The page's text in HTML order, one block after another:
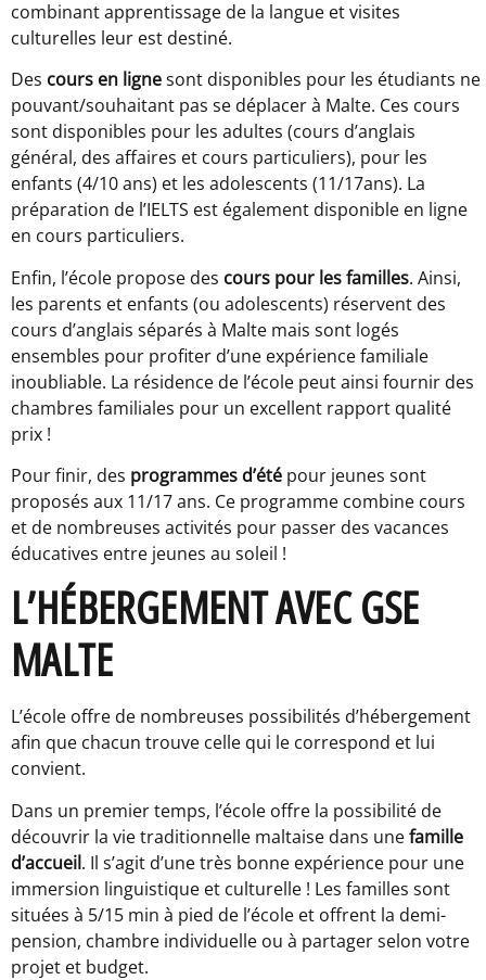
combinant apprentissage de la langue et visites
culturelles leur est destiné.
Des cours en lignesont disponibles pour les étudiants ne
pouvant/souhaitant pas se déplacer à Malte. Ces cours
sont disponibles pour les adultes (cours d’anglais
général, des affaires et cours particuliers), pour les
enfants (4/10 ans) et les adolescents (11/17ans). La
préparation de l’IELTS est également disponible en ligne
en cours particuliers.
Enfin, l’école propose des cours pour les familles. Ainsi,
les parents et enfants (ou adolescents) réservent des
cours d’anglais séparés à Malte mais sont logés
ensembles pour profiter d’une expérience familiale
inoubliable. La résidence de l’école peut ainsi fournir des
chambres familiales pour un excellent rapport qualité
prix !
Pour finir, des programmes d’été pour jeunes sont
proposés aux 11/17 ans. Ce programme combine cours
et de nombreuses activités pour passer des vacances
éducatives entre jeunes au soleil !
L’HÉBERGEMENT AVEC GSE
MALTE
L’école offre de nombreuses possibilités d’hébergement
afin que chacun trouve celle qui le correspond et lui
convient.
Dans un premier temps, l’école offre la possibilité de
découvrir la vie traditionnelle maltaise dans unefamille
d’accueil. Il s’agit d’une très bonne expérience pour une
immersion linguistique et culturelle ! Les familles sont
situées à 5/15 min à pied de l’école et offrent la demi-
pension, chambre individuelle ou à partager selon votre
projet et budget.